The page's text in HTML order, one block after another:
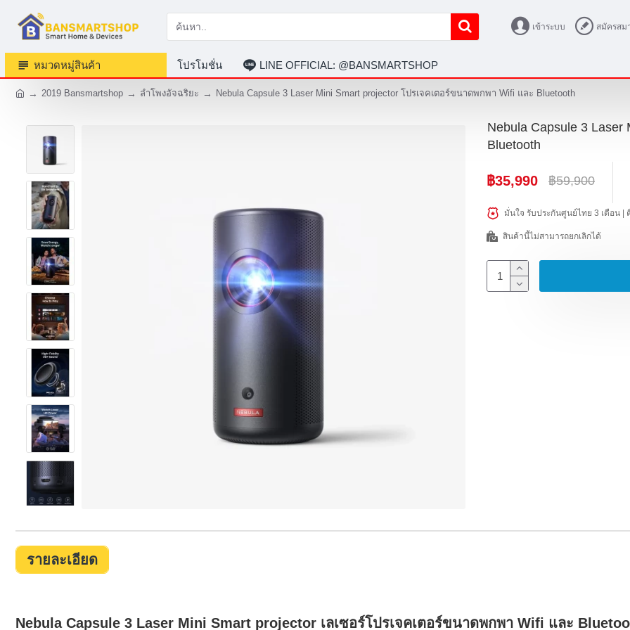
เข้าระบบ สมัครสม
หมวดหมู่สินค้า โปรโมชั่น LINE OFFICIAL: @BANSMARTSHOP
2019 Bansmartshop ลำโพงอัจฉริยะ Nebula Capsule 3 Laser Mini Smart projector โปรเจคเตอร์ขนาดพกพา Wifi และ Bluetooth
Nebula Capsule 3
Bluetooth
฿35,990 ฿59,900
มั่นใจ รับประกันศูนย์ไทย 3 เดือน |
สินค้านี้ไม่สามารถยกเลิกได้
รายละเอียด
Nebula Capsule 3 Laser Mini Smart projector เลเซอร์โปรเจคเตอร์ขนาดพกพา Wifi และ